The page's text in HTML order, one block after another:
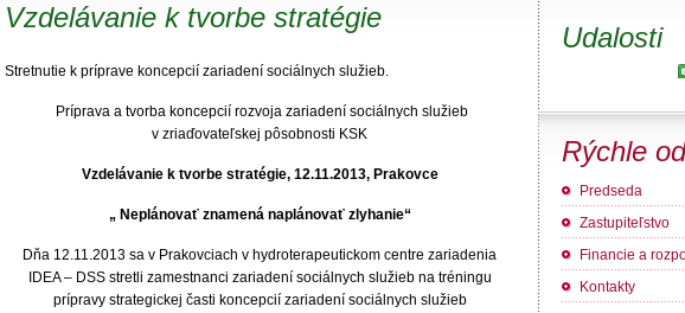
Vzdelávanie k tvorbe stratégie
Stretnutie k príprave koncepcií zariadení sociálnych služieb.
Príprava a tvorba koncepcií rozvoja zariadení sociálnych služieb
v zriaďovateľskej pôsobnosti KSK
Vzdelávanie k tvorbe stratégie, 12.11.2013, Prakovce
„ Neplánovať znamená naplánovať zlyhanie“
Dňa 12.11.2013 sa v Prakovciach v hydroterapeutickom centre zariadenia
IDEA – DSS stretli zamestnanci zariadení sociálnych služieb na tréningu
prípravy strategickej časti koncepcií zariadení sociálnych služieb
Udalosti
Rýchle
Predseda
Zastupiteľstvo
Financie a
Kontakty